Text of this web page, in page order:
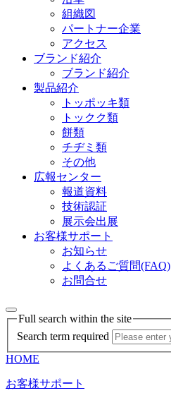
組織図
パートナー企業
アクセス
ブランド紹介
ブランド紹介
製品紹介
トッポッキ類
トックク類
餅類
チヂミ類
その他
広報センター
報道資料
技術認証
展示会出展
お客様サポート
お知らせ
よくあるご質問(FAQ)
お問合せ
Full search within the site
Search term required
HOME
お客様サポート